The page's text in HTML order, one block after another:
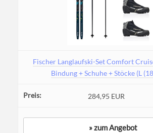
Fischer Langlaufski-Set Comfort
Bindung + Schuhe + Stöcke (L
284,95 EUR
» zum Angebot